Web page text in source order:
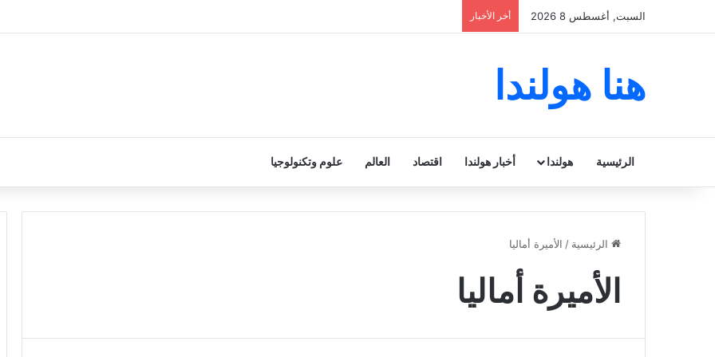
السبت, أغسطس 8 2026 أخر الأخبار
هنا هولندا
الرئيسية هولندا أخبار هولندا اقتصاد العالم علوم وتكنولوجيا
الرئيسية / الأميرة أماليا
الأميرة أماليا